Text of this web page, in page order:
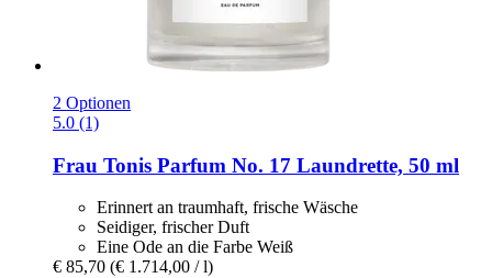
2 Optionen
5.0 (1)
Frau Tonis Parfum No. 17 Laundrette, 50 ml
Erinnert an traumhaft, frische Wäsche
Seidiger, frischer Duft
Eine Ode an die Farbe Weiß
€ 85,70 (€ 1.714,00 / l)